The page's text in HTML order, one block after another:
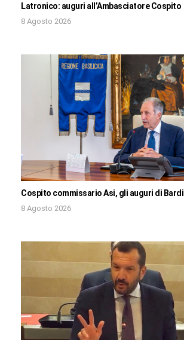
Latronico: auguri all’Ambasciatore Cospito
8 Agosto 2026
Cospito commissario Asi, gli auguri di Bardi
8 Agosto 2026